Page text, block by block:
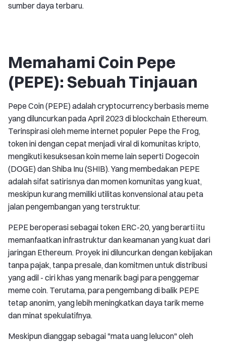
sumber daya terbaru.
Memahami Coin Pepe
(PEPE): Sebuah Tinjauan
Pepe Coin (PEPE) adalah cryptocurrency berbasis meme
yang diluncurkan pada April 2023 di blockchain Ethereum.
Terinspirasi oleh meme internet populer Pepe the Frog,
token ini dengan cepat menjadi viral di komunitas kripto,
mengikuti kesuksesan koin meme lain seperti Dogecoin
(DOGE) dan Shiba Inu (SHIB). Yang membedakan PEPE
adalah sifat satirisnya dan momen komunitas yang kuat,
meskipun kurang memiliki utilitas konvensional atau peta
jalan pengembangan yang terstruktur.
PEPE beroperasi sebagai token ERC-20, yang berarti itu
memanfaatkan infrastruktur dan keamanan yang kuat dari
jaringan Ethereum. Proyek ini diluncurkan dengan kebijakan
tanpa pajak, tanpa presale, dan komitmen untuk distribusi
yang adil - ciri khas yang menarik bagi para penggemar
meme coin. Terutama, para pengembang di balik PEPE
tetap anonim, yang lebih meningkatkan daya tarik meme
dan minat spekulatifnya.
Meskipun dianggap sebagai "mata uang lelucon" oleh